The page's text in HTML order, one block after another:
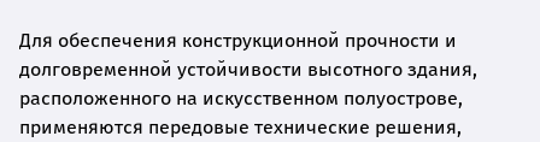
Для обеспечения конструкционной прочности и
долговременной устойчивости высотного здания,
расположенного на искусственном полуострове,
применяются передовые технические решения,